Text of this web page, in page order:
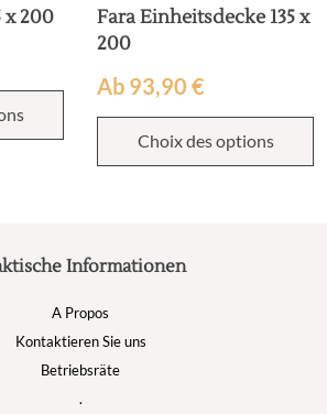
x 200
Fara Einheitsdecke 135 x
200
Ab 93,90 €
Choix des options
Informationen
A Propos
Kontaktieren Sie uns
Betriebsräte
.